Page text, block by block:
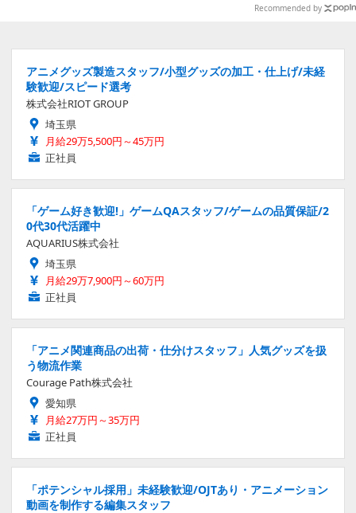
Recommended by
アニメグッズ製造スタッフ/小型グッズの加工・仕上げ/未経
験歓迎/スピード選考
株式会社RIOT GROUP
埼玉県
月給29万5,500円～45万円
正社員
「ゲーム好き歓迎!」ゲームQAスタッフ/ゲームの品質保証/2
0代30代活躍中
AQUARIUS株式会社
埼玉県
月給29万7,900円～60万円
正社員
「アニメ関連商品の出荷・仕分けスタッフ」人気グッズを扱
う物流作業
Courage Path株式会社
愛知県
月給27万円～35万円
正社員
「ポテンシャル採用」未経験歓迎/OJTあり・アニメーション
動画を制作する編集スタッフ